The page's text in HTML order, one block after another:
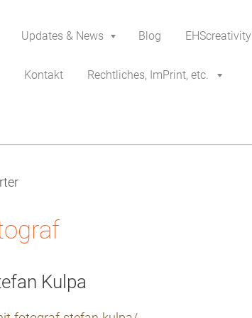
Updates & News Blog EHScreativity
Kontakt Rechtliches, ImPrint, etc.
Kulpa